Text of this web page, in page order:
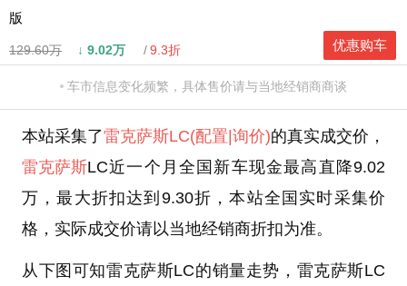
版
129.60万 ↓ 9.02万 9.3折 优惠购车
车市信息变化频繁，具体售价请与当地经销商商谈
本站采集了雷克萨斯LC(配置|询价)的真实成交价，
雷克萨斯LC近一个月全国新车现金最高直降9.02
万，最大折扣达到9.30折，本站全国实时采集价
格，实际成交价请以当地经销商折扣为准。
从下图可知雷克萨斯LC的销量走势，雷克萨斯LC